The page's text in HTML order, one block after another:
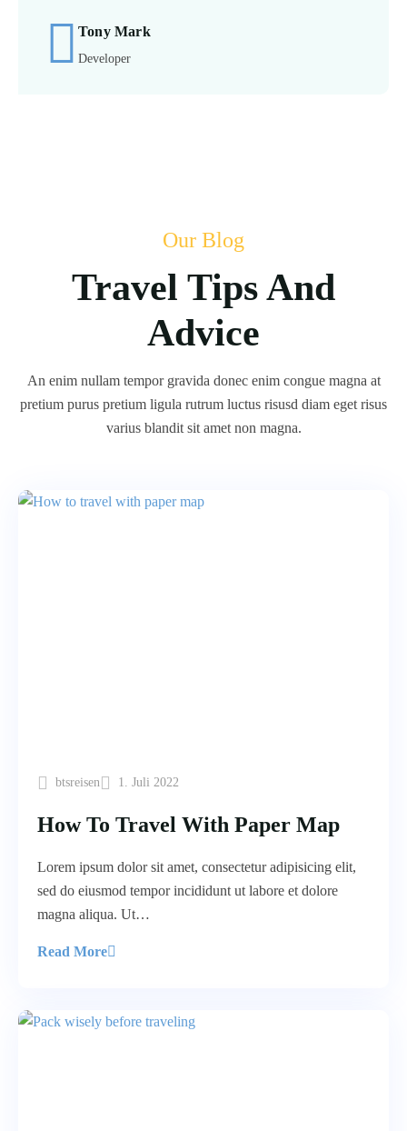
Tony Mark
Developer
Our Blog
Travel Tips And
Advice
An enim nullam tempor gravida donec enim congue magna at
pretium purus pretium ligula rutrum luctus risusd diam eget risus
varius blandit sit amet non magna.
btsreisen 1. Juli 2022
How To Travel With Paper Map
Lorem ipsum dolor sit amet, consectetur adipisicing elit,
sed do eiusmod tempor incididunt ut labore et dolore
magna aliqua. Ut…
Read More